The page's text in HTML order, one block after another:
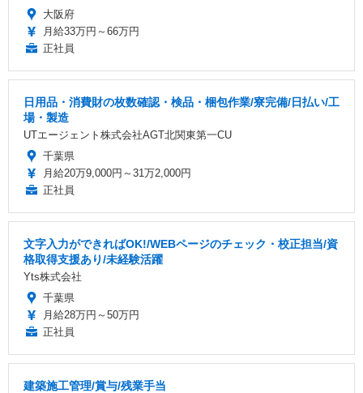
大阪府
月給33万円～66万円
正社員
日用品・消費財の枚数確認・検品・梱包作業/寮完備/日払い/工
場・製造
UTエージェント株式会社AGT北関東第一CU
千葉県
月給20万9,000円～31万2,000円
正社員
文字入力ができればOK!/WEBページのチェック・校正担当/資
格取得支援あり/未経験活躍
Yts株式会社
千葉県
月給28万円～50万円
正社員
建築施工管理/賞与/残業手当